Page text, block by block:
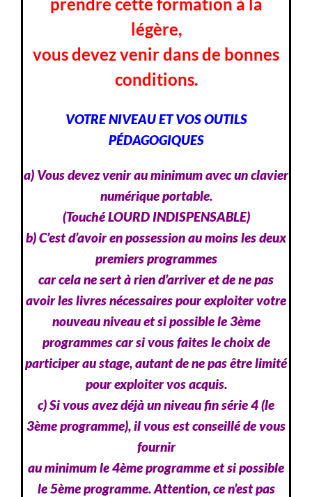
légère,
vous devez venir dans de bonnes
conditions.
VOTRE NIVEAU ET VOS OUTILS
PÉDAGOGIQUES
a) Vous devez venir au minimum avec un clavier
numérique portable.
(Touché LOURD INDISPENSABLE)
b) C’est d’avoir en possession au moins les deux
premiers programmes
car cela ne sert à rien d’arriver et de ne pas
avoir les livres nécessaires pour exploiter votre
nouveau niveau et si possible le 3ème
programmes car si vous faites le choix de
participer au stage, autant de ne pas être limité
pour exploiter vos acquis.
c) Si vous avez déjà un niveau fin série 4 (le
3ème programme), il vous est conseillé de vous
fournir
au minimum le 4ème programme et si possible
le 5ème programme. Attention, ce n’est pas